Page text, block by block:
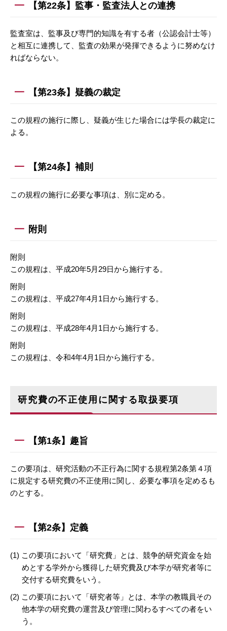
【第22条】監事・監査法人との連携
監査室は、監事及び専門的知識を有する者（公認会計士等）
と相互に連携して、監査の効果が発揮できるように努めなけ
ればならない。
【第23条】疑義の裁定
この規程の施行に際し、疑義が生じた場合には学長の裁定に
よる。
【第24条】補則
この規程の施行に必要な事項は、別に定める。
附則
附則
この規程は、平成20年5月29日から施行する。
附則
この規程は、平成27年4月1日から施行する。
附則
この規程は、平成28年4月1日から施行する。
附則
この規程は、令和4年4月1日から施行する。
研究費の不正使用に関する取扱要項
【第1条】趣旨
この要項は、研究活動の不正行為に関する規程第2条第４項
に規定する研究費の不正使用に関し、必要な事項を定めるも
のとする。
【第2条】定義
(1) この要項において「研究費」とは、競争的研究資金を始
めとする学外から獲得した研究費及び本学が研究者等に
交付する研究費をいう。
(2) この要項において「研究者等」とは、本学の教職員その
他本学の研究費の運営及び管理に関わるすべての者をい
う。